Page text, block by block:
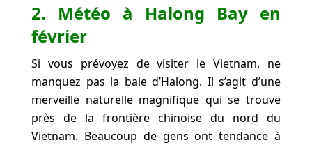
2. Météo à Halong Bay en
février
Si vous prévoyez de visiter le Vietnam, ne
manquez pas la baie d’Halong. Il s’agit d’une
merveille naturelle magnifique qui se trouve
près de la frontière chinoise du nord du
Vietnam. Beaucoup de gens ont tendance à